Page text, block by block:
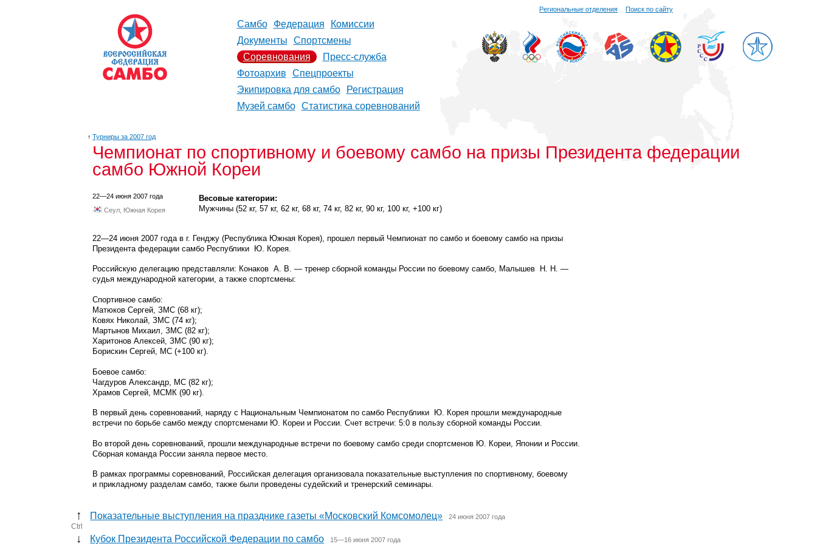
Региональные отделения Поиск по сайту
Самбо Федерация
Комиссии
Документы
Спортсмены
Соревнования
Пресс-служба
Фотоархив
Спецпроекты
Экипировка для самбо
Регистрация
Музей самбо
Статистика соревнований
↑ Турниры за 2007 год
Чемпионат по спортивному и боевому самбо на призы Президента федерации
самбо Южной Кореи
22—24 июня 2007 года
Сеул, Южная Корея
Весовые категории:
Мужчины (52 кг, 57 кг, 62 кг, 68 кг, 74 кг, 82 кг, 90 кг, 100 кг, +100 кг)
22—24 июня 2007 года в г. Генджу (Республика Южная Корея), прошел первый Чемпионат по самбо и боевому самбо на призы
Президента федерации самбо Республики Ю. Корея.
Российскую делегацию представляли: Конаков А. В. — тренер сборной команды России по боевому самбо, Малышев Н. Н. —
судья международной категории, а также спортсмены:
Спортивное самбо:
Матюков Сергей, ЗМС (68 кг);
Ковях Николай, ЗМС (74 кг);
Мартынов Михаил, ЗМС (82 кг);
Харитонов Алексей, ЗМС (90 кг);
Борискин Сергей, МС (+100 кг).
Боевое самбо:
Чагдуров Александр, МС (82 кг);
Храмов Сергей, МСМК (90 кг).
В первый день соревнований, наряду с Национальным Чемпионатом по самбо Республики Ю. Корея прошли международные
встречи по борьбе самбо между спортсменами Ю. Кореи и России. Счет встречи: 5:0 в пользу сборной команды России.
Во второй день соревнований, прошли международные встречи по боевому самбо среди спортсменов Ю. Кореи, Японии и России.
Сборная команда России заняла первое место.
В рамках программы соревнований, Российская делегация организовала показательные выступления по спортивному, боевому
и прикладному разделам самбо, также были проведены судейский и тренерский семинары.
↑ Показательные выступления на празднике газеты «Московский Комсомолец» 24 июня 2007 года
Ctrl
↓ Кубок Президента Российской Федерации по самбо 15—16 июня 2007 года